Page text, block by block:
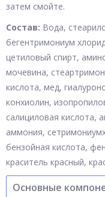
затем смойте.
Состав: Вода,
бегентримониум
цетиловый спирт,
мочевина,
кислота, мед,
конхиолин,
салициловая кислота,
аммония,
бензойная кислота,
краситель красный,
Основные